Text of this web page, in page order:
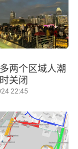
两个区域人潮
关闭
22:45